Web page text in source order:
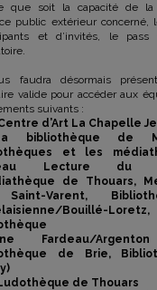
que soit la capacité de
public extérieur concerné,
et d’invités, le pass
faudra désormais
valide pour accéder aux
suivants :
d’Art La Chapelle
bibliothèque de
et les
Lecture du
de Thouars,
Varent,
Bouillé-Loretz,
Fardeau/
de Brie,
de Thouars